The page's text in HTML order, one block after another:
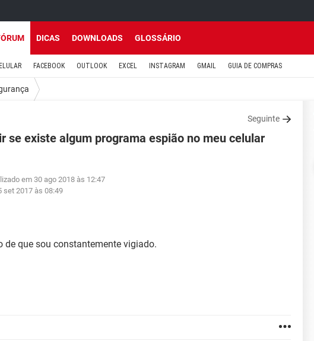
DICAS DOWNLOADS GLOSSÁRIO
FACEBOOK OUTLOOK EXCEL INSTAGRAM GMAIL GUIA DE COMPRAS
Seguinte
se existe algum programa espião no meu celular
em 30 ago 2018 às 12:47
set 2017 às 08:49
de que sou constantemente vigiado.